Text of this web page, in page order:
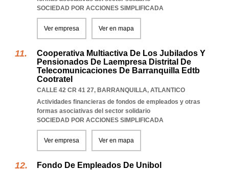
SOCIEDAD POR ACCIONES SIMPLIFICADA
Ver empresa Ver en mapa
Cooperativa Multiactiva De Los Jubilados Y
Pensionados De Laempresa Distrital De
Telecomunicaciones De Barranquilla Edtb
Cootratel
CALLE 42 CR 41 27, BARRANQUILLA, ATLANTICO
Actividades financieras de fondos de empleados y otras
formas asociativas del sector solidario
SOCIEDAD POR ACCIONES SIMPLIFICADA
Ver empresa Ver en mapa
Fondo De Empleados De Unibol